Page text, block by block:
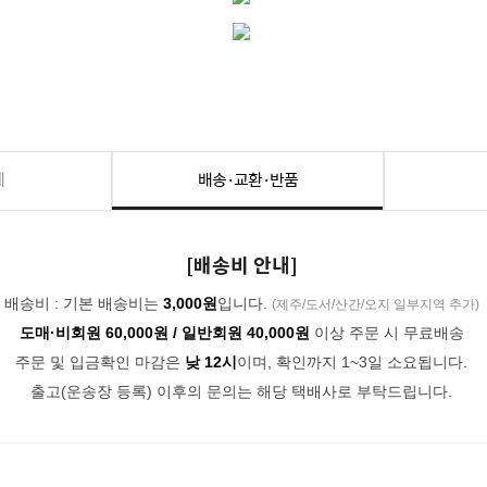
배송·교환·반품
[배송비 안내]
배송비 : 기본 배송비는 3,000원 입니다. (제주/도서/산간/오지 일부지역 추가)
도매·비회원 60,000원 / 일반회원 40,000원 이상 주문 시 무료배송
주문 및 입금확인 마감은 낮 12시 이며, 확인까지 1~3일 소요됩니다.
출고(운송장 등록) 이후의 문의는 해당 택배사로 부탁드립니다.